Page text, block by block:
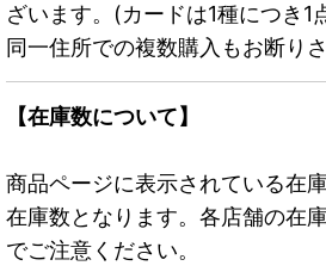
ざいます。(カードは1種につき1
同一住所での複数購入もお断り
【在庫数について】
商品ページに表示されている在
在庫数となります。各店舗の在
でご注意ください。